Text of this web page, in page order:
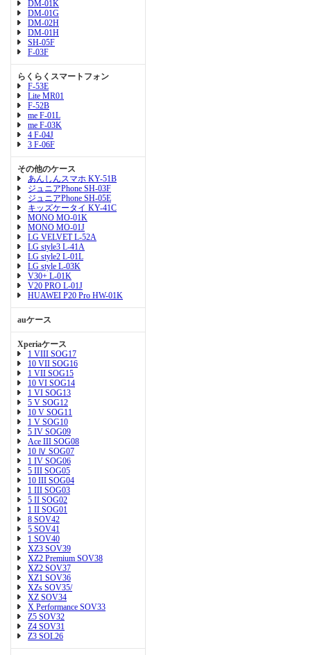
DM-01K
DM-01G
DM-02H
DM-01H
SH-05F
F-03F
らくらくスマートフォン
F-53E
Lite MR01
F-52B
me F-01L
me F-03K
4 F-04J
3 F-06F
その他のケース
あんしんスマホ KY-51B
ジュニアPhone SH-03F
ジュニアPhone SH-05E
キッズケータイ KY-41C
MONO MO-01K
MONO MO-01J
LG VELVET L-52A
LG style3 L-41A
LG style2 L-01L
LG style L-03K
V30+ L-01K
V20 PRO L-01J
HUAWEI P20 Pro HW-01K
auケース
Xperiaケース
1 VIII SOG17
10 VII SOG16
1 VII SOG15
10 VI SOG14
1 VI SOG13
5 V SOG12
10 V SOG11
1 V SOG10
5 IV SOG09
Ace III SOG08
10 Ⅳ SOG07
1 IV SOG06
5 III SOG05
10 III SOG04
1 III SOG03
5 II SOG02
1 II SOG01
8 SOV42
5 SOV41
1 SOV40
XZ3 SOV39
XZ2 Premium SOV38
XZ2 SOV37
XZ1 SOV36
XZs SOV35/
XZ SOV34
X Performance SOV33
Z5 SOV32
Z4 SOV31
Z3 SOL26